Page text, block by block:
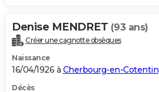
Denise MENDRET (93 ans)
Créer une cagnotte obsèques
Naissance
16/04/1926 à Cherbourg-en-Cotentin
Décès